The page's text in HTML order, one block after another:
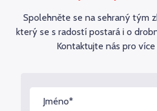
Spolehněte se na sehraný tým
který se s radostí postará i o
Kontaktujte nás pro